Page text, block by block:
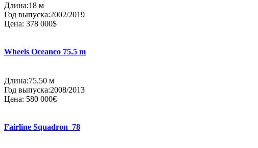
Длина:18 м
Год выпуска:2002/2019
Цена: 378 000$
Wheels Oceanco 75.5 m
Длина:75,50 м
Год выпуска:2008/2013
Цена: 580 000€
Fairline Squadron_78